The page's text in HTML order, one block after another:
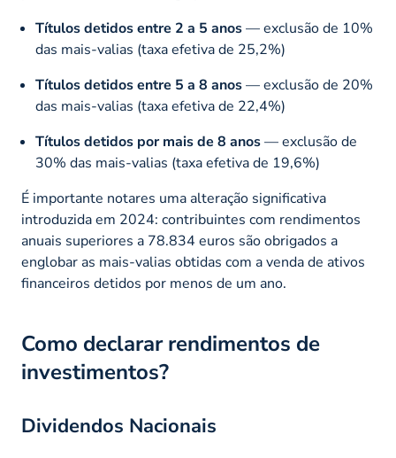
Títulos detidos entre 2 a 5 anos— exclusão de 10%
das mais-valias (taxa efetiva de 25,2%)
Títulos detidos entre 5 a 8 anos— exclusão de 20%
das mais-valias (taxa efetiva de 22,4%)
Títulos detidos por mais de 8 anos— exclusão de
30% das mais-valias (taxa efetiva de 19,6%)
É importante notares uma alteração significativa
introduzida em 2024: contribuintes com rendimentos
anuais superiores a 78.834 euros são obrigados a
englobar as mais-valias obtidas com a venda de ativos
financeiros detidos por menos de um ano.
Como declarar rendimentos de
investimentos?
Dividendos Nacionais